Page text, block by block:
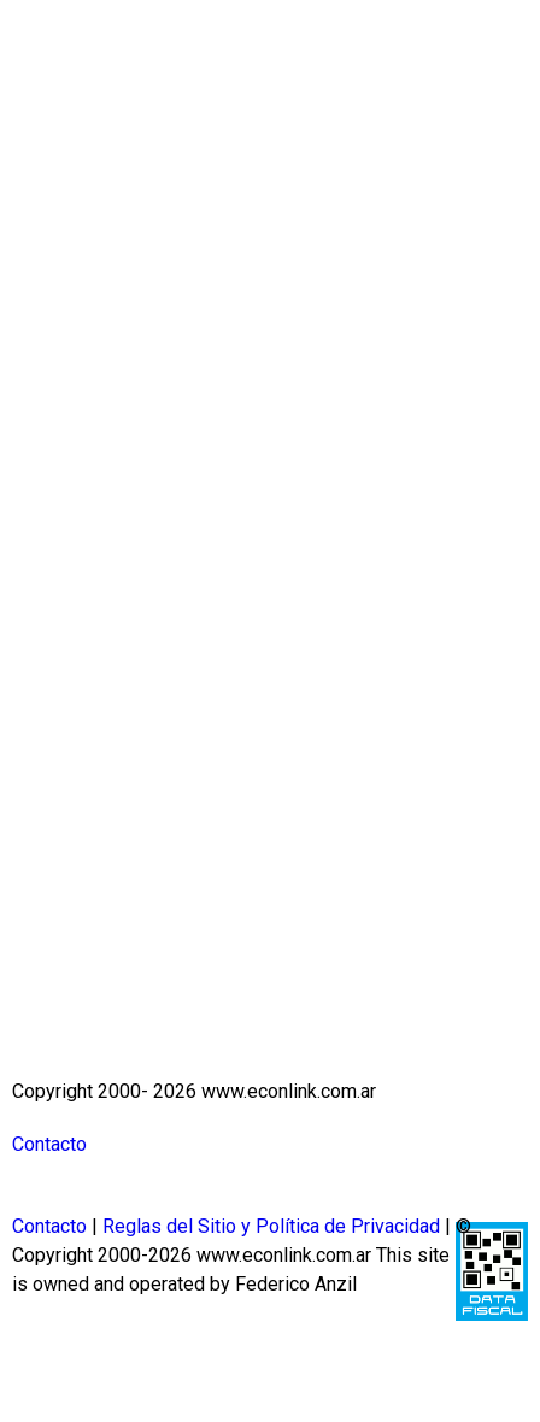
Copyright 2000- 2026 www.econlink.com.ar
Contacto
Contacto Reglas del Sitio y Política de Privacidad
| ©
Copyright 2000-2026 www.econlink.com.ar This site
is owned and operated by Federico Anzil